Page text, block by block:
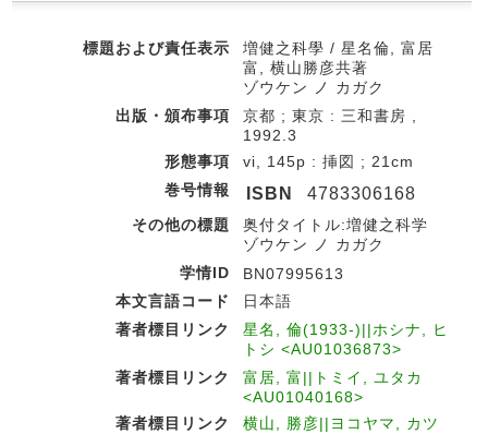
標題および責任表示
増健之科學 / 星名倫, 富居
富, 横山勝彦共著
ゾウケン ノ カガク
出版・頒布事項
京都 ; 東京 : 三和書房 ,
1992.3
形態事項
vi, 145p : 挿図 ; 21cm
巻号情報
ISBN 4783306168
その他の標題
奥付タイトル:増健之科学
ゾウケン ノ カガク
学情ID
BN07995613
本文言語コード
日本語
著者標目リンク
星名, 倫(1933-)||ホシナ, ヒ
トシ <AU01036873>
著者標目リンク
富居, 富||トミイ, ユタカ
<AU01040168>
著者標目リンク
横山, 勝彦||ヨコヤマ, カツ